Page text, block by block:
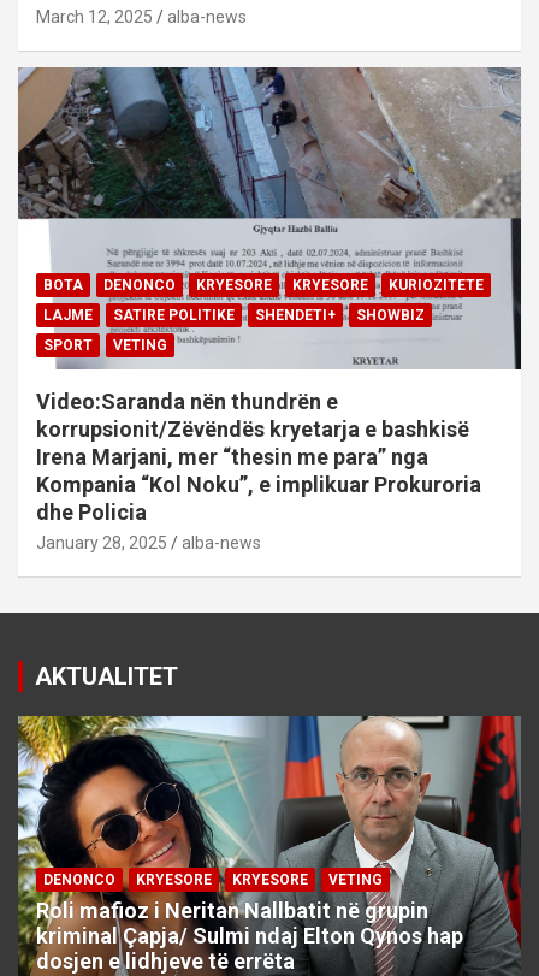
March 12, 2025 alba-news
BOTA DENONCO KRYESORE KRYESORE
KURIOZITETE
LAJME
SATIRE POLITIKE SHENDETI+
SHOWBIZ
SPORT
VETING
Video:Saranda nën thundrën e
korrupsionit/Zëvëndës kryetarja e bashkisë
Irena Marjani, mer “thesin me para” nga
Kompania “Kol Noku”, e implikuar Prokuroria
dhe Policia
January 28, 2025 alba-news
AKTUALITET
DENONCO KRYESORE KRYESORE VETING
Roli mafioz i Neritan Nallbatit në grupin
kriminal Çapja/ Sulmi ndaj Elton Qynos hap
dosjen e lidhjeve të errëta